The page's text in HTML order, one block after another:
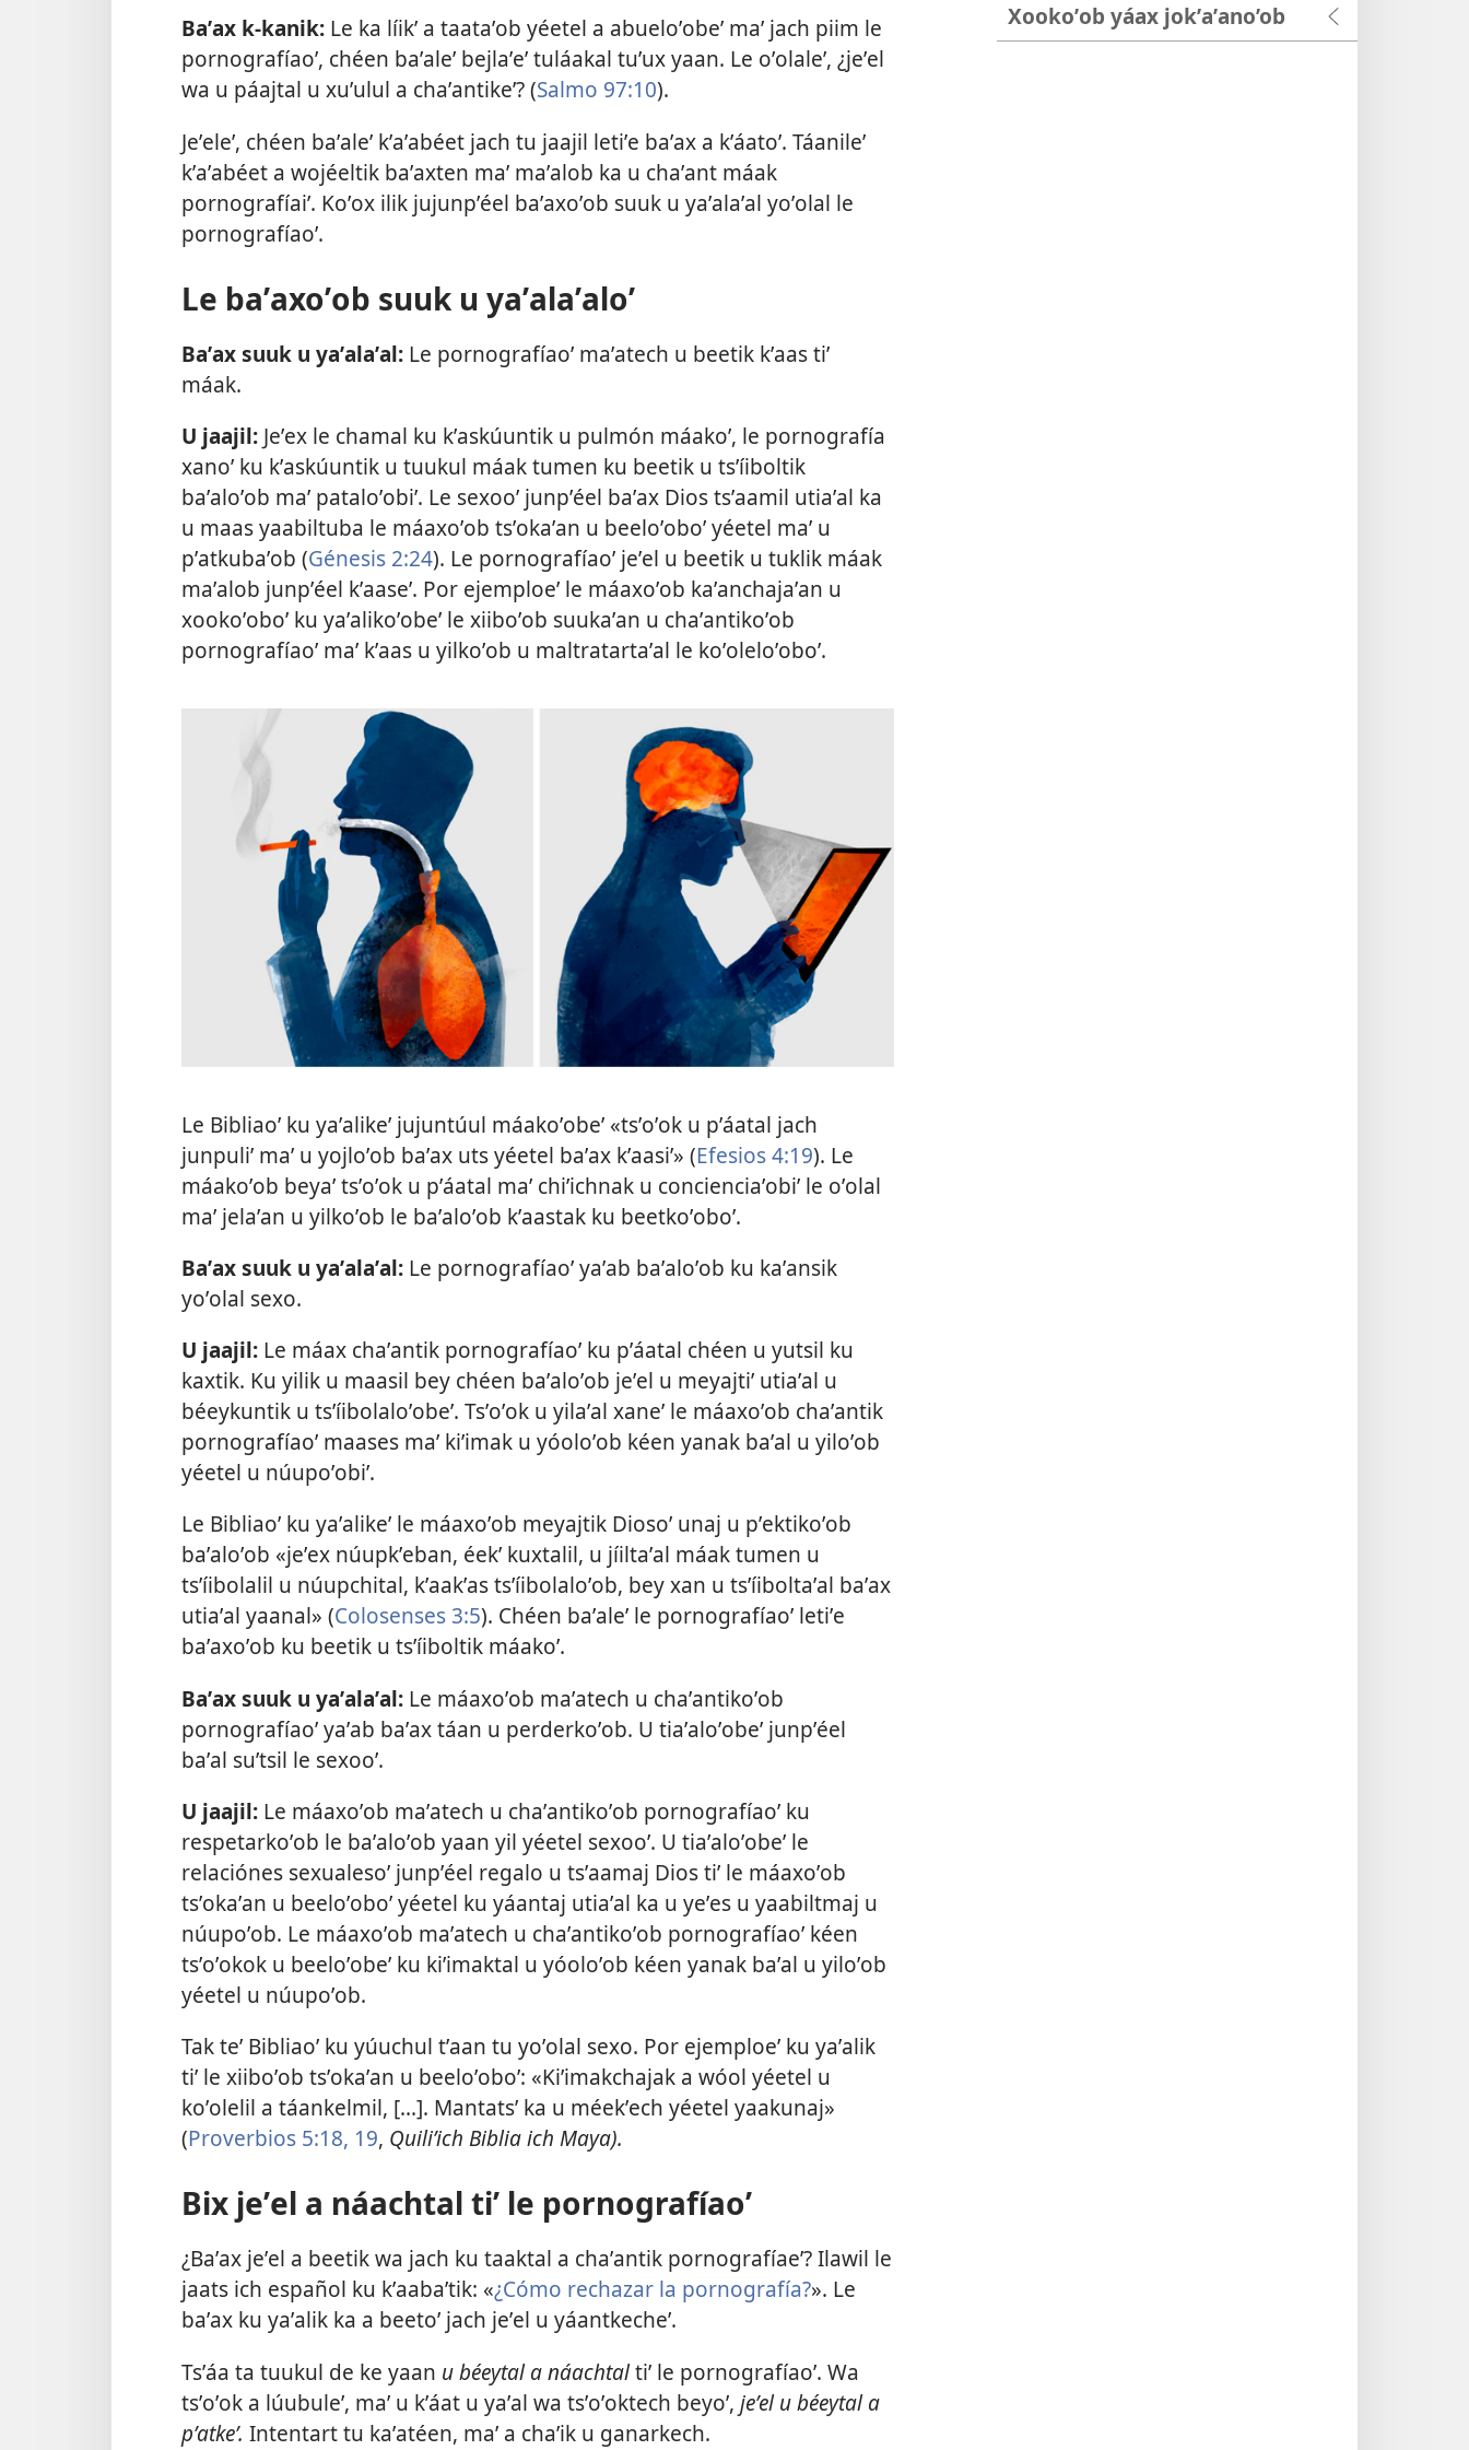
Baʼax k-kanik: Le ka líikʼ a taataʼob yéetel a abueloʼobeʼ maʼ jach piim le
pornografíaoʼ, chéen baʼaleʼ bejlaʼeʼ tuláakal tuʼux yaan. Le oʼolaleʼ, ¿jeʼel
wa u páajtal u xuʼulul a chaʼantikeʼ? (Salmo 97:⁠10).
Jeʼeleʼ, chéen baʼaleʼ kʼaʼabéet jach tu jaajil letiʼe baʼax a kʼáatoʼ. Táanileʼ
kʼaʼabéet a wojéeltik baʼaxten maʼ maʼalob ka u chaʼant máak
pornografíaiʼ. Koʼox ilik jujunpʼéel baʼaxoʼob suuk u yaʼalaʼal yoʼolal le
pornografíaoʼ.
Le baʼaxoʼob suuk u yaʼalaʼaloʼ
Baʼax suuk u yaʼalaʼal: Le pornografíaoʼ maʼatech u beetik kʼaas tiʼ
máak.
U jaajil: Jeʼex le chamal ku kʼaskúuntik u pulmón máakoʼ, le pornografía
xanoʼ ku kʼaskúuntik u tuukul máak tumen ku beetik u tsʼíiboltik
baʼaloʼob maʼ pataloʼobiʼ. Le sexooʼ junpʼéel baʼax Dios tsʼaamil utiaʼal ka
u maas yaabiltuba le máaxoʼob tsʼokaʼan u beeloʼoboʼ yéetel maʼ u
pʼatkubaʼob (Génesis 2:​24). Le pornografíaoʼ jeʼel u beetik u tuklik máak
maʼalob junpʼéel kʼaaseʼ. Por ejemploeʼ le máaxoʼob kaʼanchajaʼan u
xookoʼoboʼ ku yaʼalikoʼobeʼ le xiiboʼob suukaʼan u chaʼantikoʼob
pornografíaoʼ maʼ kʼaas u yilkoʼob u maltratartaʼal le koʼoleloʼoboʼ.
Le Bibliaoʼ ku yaʼalikeʼ jujuntúul máakoʼobeʼ «tsʼoʼok u pʼáatal jach
junpuliʼ maʼ u yojloʼob baʼax uts yéetel baʼax kʼaasiʼ» (Efesios 4:⁠19). Le
máakoʼob beyaʼ tsʼoʼok u pʼáatal maʼ chiʼichnak u concienciaʼobiʼ le oʼolal
maʼ jelaʼan u yilkoʼob le baʼaloʼob kʼaastak ku beetkoʼoboʼ.
Baʼax suuk u yaʼalaʼal: Le pornografíaoʼ yaʼab baʼaloʼob ku kaʼansik
yoʼolal sexo.
U jaajil: Le máax chaʼantik pornografíaoʼ ku pʼáatal chéen u yutsil ku
kaxtik. Ku yilik u maasil bey chéen baʼaloʼob jeʼel u meyajtiʼ utiaʼal u
béeykuntik u tsʼíibolaloʼobeʼ. Tsʼoʼok u yilaʼal xaneʼ le máaxoʼob chaʼantik
pornografíaoʼ maases maʼ kiʼimak u yóoloʼob kéen yanak baʼal u yiloʼob
yéetel u núupoʼobiʼ.
Le Bibliaoʼ ku yaʼalikeʼ le máaxoʼob meyajtik Diosoʼ unaj u pʼektikoʼob
baʼaloʼob «jeʼex núupkʼeban, éekʼ kuxtalil, u jíiltaʼal máak tumen u
tsʼíibolalil u núupchital, kʼaakʼas tsʼíibolaloʼob, bey xan u tsʼíiboltaʼal baʼax
utiaʼal yaanal» (Colosenses 3:5). Chéen baʼaleʼ le pornografíaoʼ letiʼe
baʼaxoʼob ku beetik u tsʼíiboltik máakoʼ.
Baʼax suuk u yaʼalaʼal: Le máaxoʼob maʼatech u chaʼantikoʼob
pornografíaoʼ yaʼab baʼax táan u perderkoʼob. U tiaʼaloʼobeʼ junpʼéel
baʼal suʼtsil le sexooʼ.
U jaajil: Le máaxoʼob maʼatech u chaʼantikoʼob pornografíaoʼ ku
respetarkoʼob le baʼaloʼob yaan yil yéetel sexooʼ. U tiaʼaloʼobeʼ le
relaciónes sexualesoʼ junpʼéel regalo u tsʼaamaj Dios tiʼ le máaxoʼob
tsʼokaʼan u beeloʼoboʼ yéetel ku yáantaj utiaʼal ka u yeʼes u yaabiltmaj u
núupoʼob. Le máaxoʼob maʼatech u chaʼantikoʼob pornografíaoʼ kéen
tsʼoʼokok u beeloʼobeʼ ku kiʼimaktal u yóoloʼob kéen yanak baʼal u yiloʼob
yéetel u núupoʼob.
Tak teʼ Bibliaoʼ ku yúuchul tʼaan tu yoʼolal sexo. Por ejemploeʼ ku yaʼalik
tiʼ le xiiboʼob tsʼokaʼan u beeloʼoboʼ: «Kiʼimakchajak a wóol yéetel u
koʼolelil a táankelmil, [...]. Mantatsʼ ka u méekʼech yéetel yaakunaj»
(Proverbios 5:​18, 19, Quiliʼich Biblia ich Maya).
Bix jeʼel a náachtal tiʼ le pornografíaoʼ
¿Baʼax jeʼel a beetik wa jach ku taaktal a chaʼantik pornografíaeʼ? Ilawil le
jaats ich español ku kʼaabaʼtik: «¿Cómo rechazar la pornografía?». Le
baʼax ku yaʼalik ka a beetoʼ jach jeʼel u yáantkecheʼ.
Tsʼáa ta tuukul de ke yaan u béeytal a náachtaltiʼ le pornografíaoʼ. Wa
tsʼoʼok a lúubuleʼ, maʼ u kʼáat u yaʼal wa tsʼoʼoktech beyoʼ, jeʼel u béeytal a
pʼatkeʼ. Intentart tu kaʼatéen, maʼ a chaʼik u ganarkech.
Xookoʼob yáax jokʼaʼano’ob